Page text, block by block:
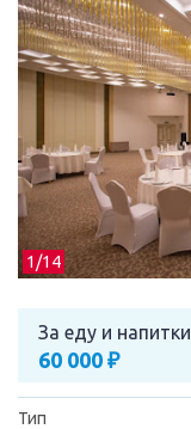
1/14
За еду и напитки
60 000 ₽
Тип